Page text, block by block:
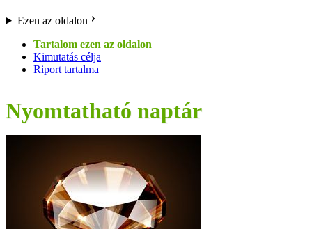
Ezen az oldalon
Kimutatás célja
Riport tartalma
Nyomtatható naptár